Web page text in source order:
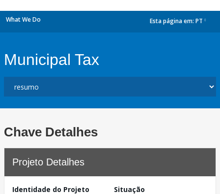
What We Do Esta página em: PT
Municipal Tax
Chave Detalhes
Projeto Detalhes
Identidade do Projeto
Situação